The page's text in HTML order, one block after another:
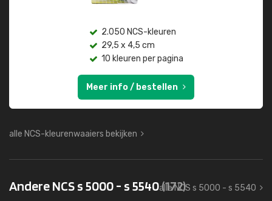
2.050 NCS-kleuren
29,5 x 4,5 cm
10 kleuren per pagina
Meer info / bestellen
alle NCS-kleurenwaaiers bekijken
Andere NCS s 5000 - s 5540(172)
alle NCS s 5000 - s 5540